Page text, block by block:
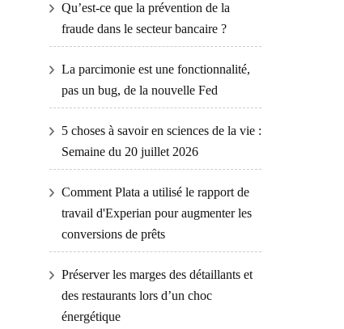
Qu’est-ce que la prévention de la
fraude dans le secteur bancaire ?
La parcimonie est une fonctionnalité,
pas un bug, de la nouvelle Fed
5 choses à savoir en sciences de la vie :
Semaine du 20 juillet 2026
Comment Plata a utilisé le rapport de
travail d'Experian pour augmenter les
conversions de prêts
Préserver les marges des détaillants et
des restaurants lors d’un choc
énergétique